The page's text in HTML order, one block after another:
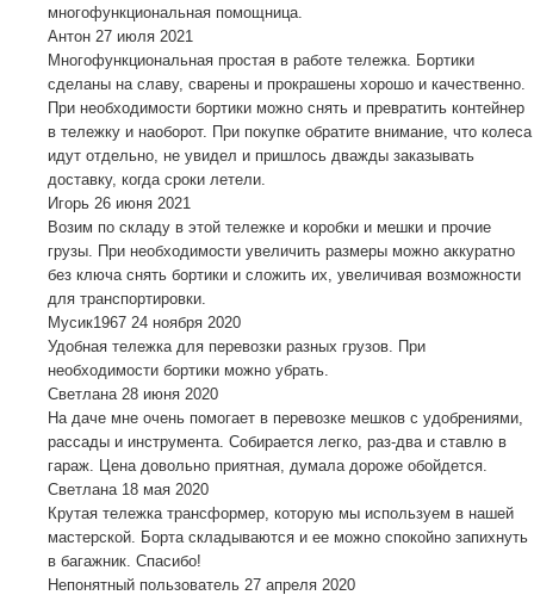
многофункциональная помощница.
Антон 27 июля 2021
Многофункциональная простая в работе тележка. Бортики
сделаны на славу, сварены и прокрашены хорошо и качественно.
При необходимости бортики можно снять и превратить контейнер
в тележку и наоборот. При покупке обратите внимание, что колеса
идут отдельно, не увидел и пришлось дважды заказывать
доставку, когда сроки летели.
Игорь 26 июня 2021
Возим по складу в этой тележке и коробки и мешки и прочие
грузы. При необходимости увеличить размеры можно аккуратно
без ключа снять бортики и сложить их, увеличивая возможности
для транспортировки.
Мусик1967 24 ноября 2020
Удобная тележка для перевозки разных грузов. При
необходимости бортики можно убрать.
Светлана 28 июня 2020
На даче мне очень помогает в перевозке мешков с удобрениями,
рассады и инструмента. Собирается легко, раз-два и ставлю в
гараж. Цена довольно приятная, думала дороже обойдется.
Светлана 18 мая 2020
Крутая тележка трансформер, которую мы используем в нашей
мастерской. Борта складываются и ее можно спокойно запихнуть
в багажник. Спасибо!
Непонятный пользователь 27 апреля 2020